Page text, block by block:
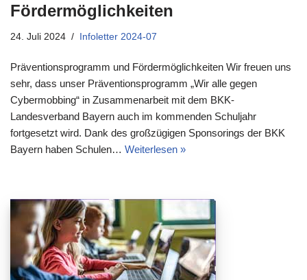
Fördermöglichkeiten
24. Juli 2024 Infoletter 2024-07
Präventionsprogramm und Fördermöglichkeiten Wir freuen uns
sehr, dass unser Präventionsprogramm „Wir alle gegen
Cybermobbing“ in Zusammenarbeit mit dem BKK-
Landesverband Bayern auch im kommenden Schuljahr
fortgesetzt wird. Dank des großzügigen Sponsorings der BKK
Bayern haben Schulen… Weiterlesen »